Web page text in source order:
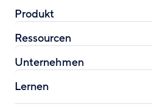
Produkt
Ressourcen
Unternehmen
Lernen